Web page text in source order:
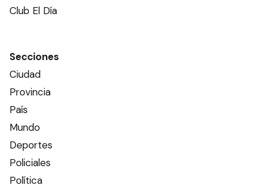
Club El Día
Secciones
Ciudad
Provincia
País
Mundo
Deportes
Policiales
Política